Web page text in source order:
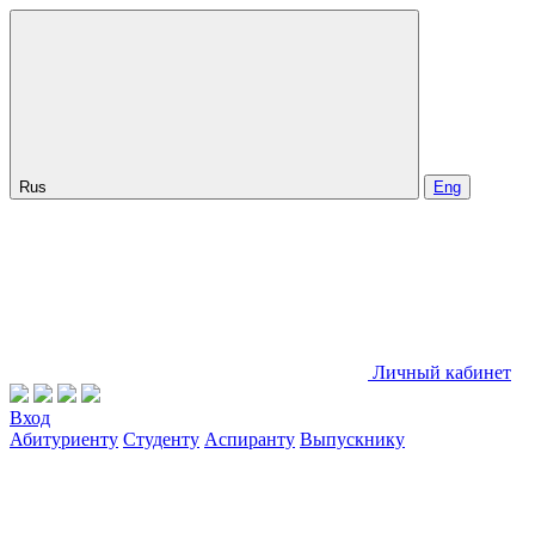
Rus Eng
Личный кабинет
Вход
Абитуриенту Студенту Аспиранту Выпускнику